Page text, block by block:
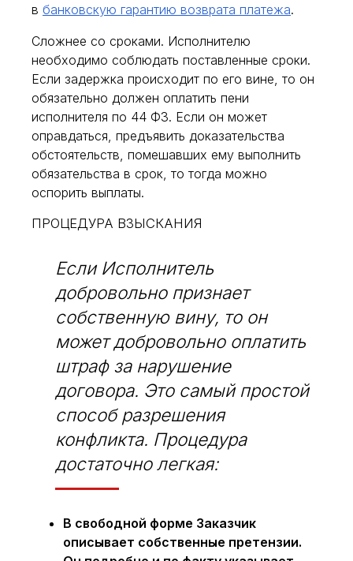
в банковскую гарантию возврата платежа.
Сложнее со сроками. Исполнителю
необходимо соблюдать поставленные сроки.
Если задержка происходит по его вине, то он
обязательно должен оплатить пени
исполнителя по 44 ФЗ. Если он может
оправдаться, предъявить доказательства
обстоятельств, помешавших ему выполнить
обязательства в срок, то тогда можно
оспорить выплаты.
ПРОЦЕДУРА ВЗЫСКАНИЯ
Если Исполнитель
добровольно признает
собственную вину, то он
может добровольно оплатить
штраф за нарушение
договора. Это самый простой
способ разрешения
конфликта. Процедура
достаточно легкая:
В свободной форме Заказчик
описывает собственные претензии.